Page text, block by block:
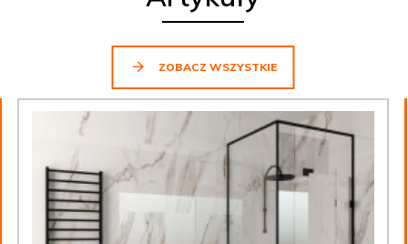
ZOBACZ WSZYSTKIE